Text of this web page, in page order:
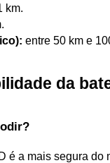
km.
entre 50 km e
da
é a mais segura do